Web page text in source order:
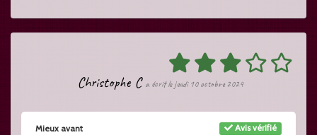
Christophe C a écrit le jeudi 10 octobre 2024
Avis vérifié
Mieux avant